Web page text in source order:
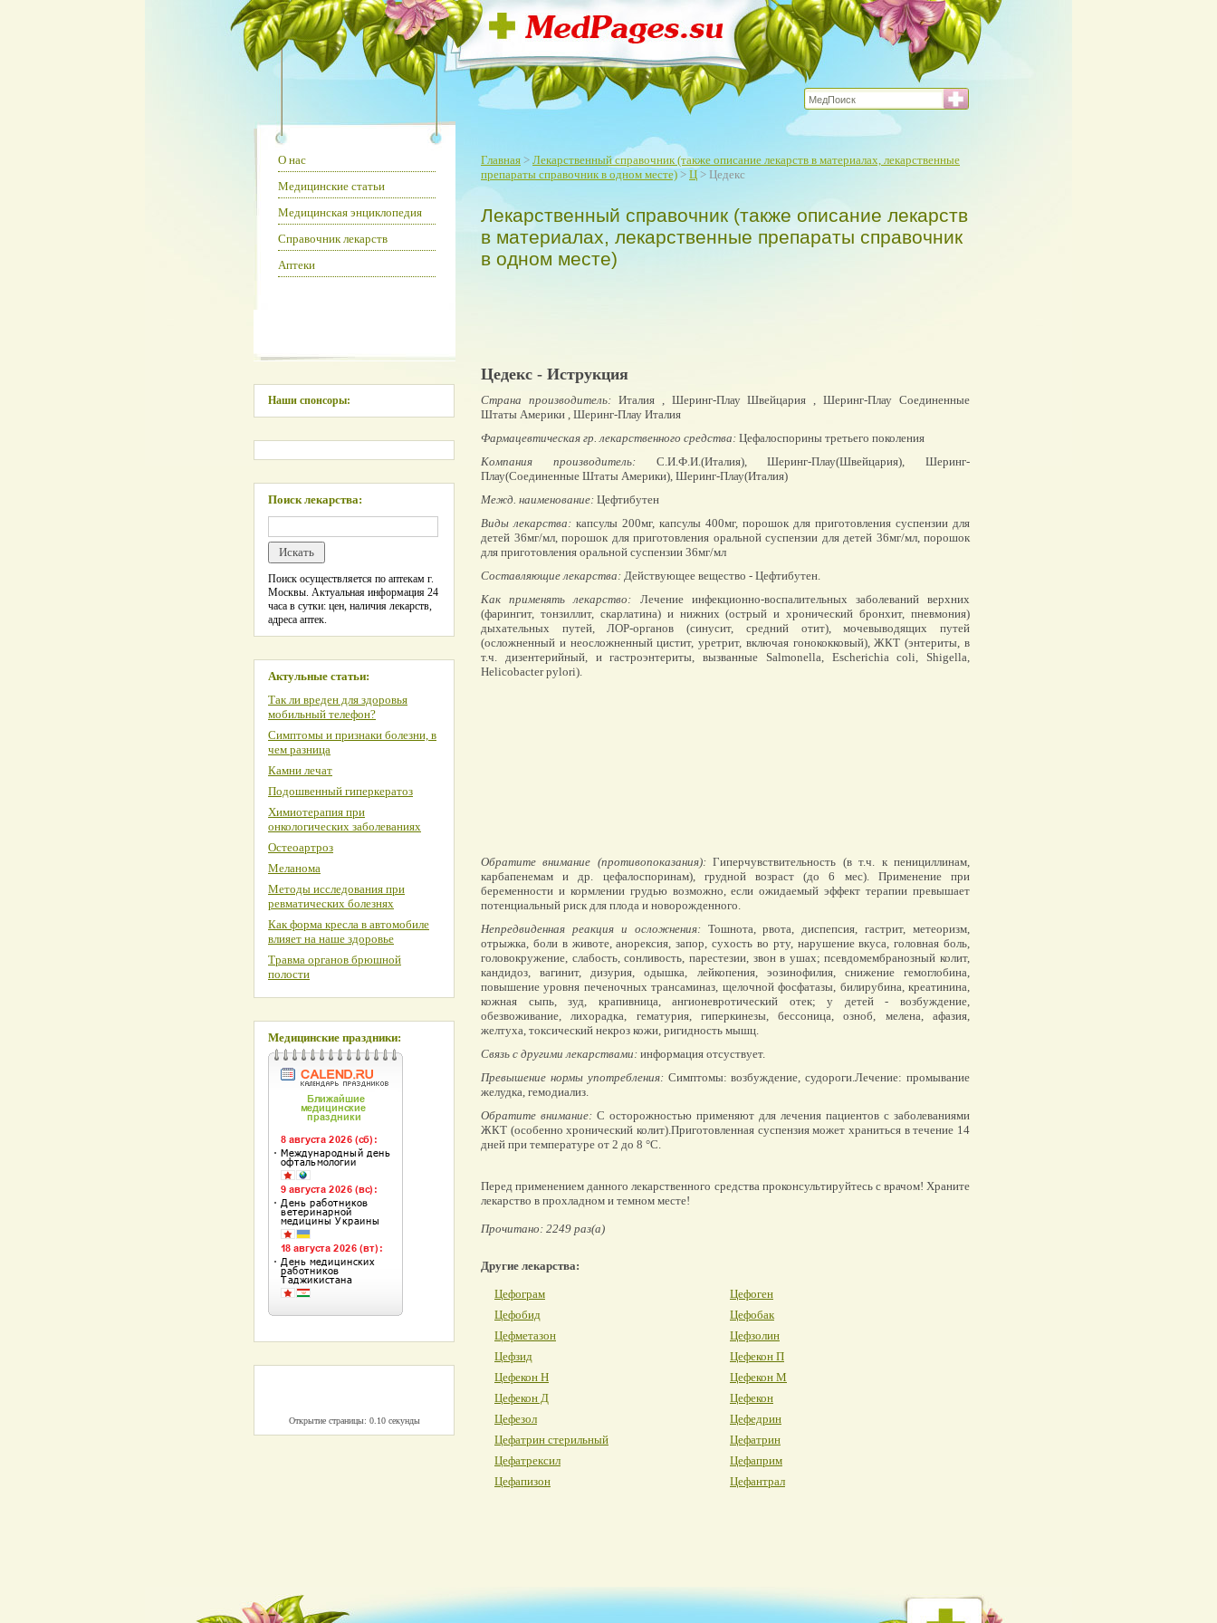
Главная > Лекарственный справочник (также описание лекарств в материалах, лекарственные
препараты справочник в одном месте) > Ц > Цедекс
Лекарственный справочник (также описание лекарств
в материалах, лекарственные препараты справочник
в одном месте)
Цедекс - Иструкция
Страна производитель:Италия , Шеринг-Плау Швейцария , Шеринг-Плау Соединенные
Штаты Америки , Шеринг-Плау Италия
Фармацевтическая гр. лекарственного средства: Цефалоспорины третьего поколения
Компания производитель:С.И.Ф.И.(Италия), Шеринг-Плау(Швейцария), Шеринг-
Плау(Соединенные Штаты Америки), Шеринг-Плау(Италия)
Межд. наименование: Цефтибутен
Виды лекарства: капсулы 200мг, капсулы 400мг, порошок для приготовления суспензии для
детей 36мг/мл, порошок для приготовления оральной суспензии для детей 36мг/мл, порошок
для приготовления оральной суспензии 36мг/мл
Составляющие лекарства: Действующее вещество - Цефтибутен.
Как применять лекарство: Лечение инфекционно-воспалительных заболеваний верхних
(фарингит, тонзиллит, скарлатина) и нижних (острый и хронический бронхит, пневмония)
дыхательных путей, ЛОР-органов (синусит, средний отит), мочевыводящих путей
(осложненный и неосложненный цистит, уретрит, включая гонококковый), ЖКТ (энтериты, в
т.ч. дизентерийный, и гастроэнтериты, вызванные Salmonella, Escherichia coli, Shigella,
Helicobacter pylori).
Обратите внимание (противопоказания):Гиперчувствительность (в т.ч. к пенициллинам,
карбапенемам и др. цефалоспоринам), грудной возраст (до 6 мес). Применение при
беременности и кормлении грудью возможно, если ожидаемый эффект терапии превышает
потенциальный риск для плода и новорожденного.
Непредвиденная реакция и осложнения:Тошнота, рвота, диспепсия, гастрит, метеоризм,
отрыжка, боли в животе, анорексия, запор, сухость во рту, нарушение вкуса, головная боль,
головокружение, слабость, сонливость, парестезии, звон в ушах; псевдомембранозный колит,
кандидоз, вагинит, дизурия, одышка, лейкопения, эозинофилия, снижение гемоглобина,
повышение уровня печеночных трансаминаз, щелочной фосфатазы, билирубина, креатинина,
кожная сыпь, зуд, крапивница, ангионевротический отек; у детей - возбуждение,
обезвоживание, лихорадка, гематурия, гиперкинезы, бессоница, озноб, мелена, афазия,
желтуха, токсический некроз кожи, ригидность мышц.
Связь с другими лекарствами: информация отсуствует.
Превышение нормы употребления: Симптомы: возбуждение, судороги.Лечение: промывание
желудка, гемодиализ.
Обратите внимание: С осторожностью применяют для лечения пациентов с заболеваниями
ЖКТ (особенно хронический колит).Приготовленная суспензия может храниться в течение 14
дней при температуре от 2 до 8 °C.
Перед применением данного лекарственного средства проконсультируйтесь с врачом! Храните
лекарство в прохладном и темном месте!
Прочитано: 2249 раз(а)
Другие лекарства:
Цефограм
Цефоген
Цефобид
Цефобак
Цефметазон
Цефзолин
Цефзид
Цефекон П
Цефекон Н
Цефекон М
Цефекон Д
Цефекон
Цефезол
Цефедрин
Цефатрин стерильный
Цефатрин
Цефатрексил
Цефаприм
Цефапизон
Цефантрал
О нас
Медицинские статьи
Медицинская энциклопедия
Справочник лекарств
Аптеки
Наши спонсоры:
Поиск лекарства:
Поиск осуществляется по аптекам г.
Москвы. Актуальная информация 24
часа в сутки: цен, наличия лекарств,
адреса аптек.
Актульные статьи:
Так ли вреден для здоровья
мобильный телефон?
Симптомы и признаки болезни, в
чем разница
Камни лечат
Подошвенный гиперкератоз
Химиотерапия при
онкологических заболеваниях
Остеоартроз
Меланома
Методы исследования при
ревматических болезнях
Как форма кресла в автомобиле
влияет на наше здоровье
Травма органов брюшной
полости
Медицинские праздники:
Открытие страницы: 0.10 секунды